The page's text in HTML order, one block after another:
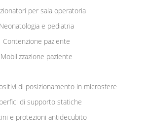
per sala operatoria
Neonatologia e pediatria
Contenzione paziente
Mobilizzazione paziente
di posizionamento in microsfere
di supporto statiche
e protezioni antidecubito